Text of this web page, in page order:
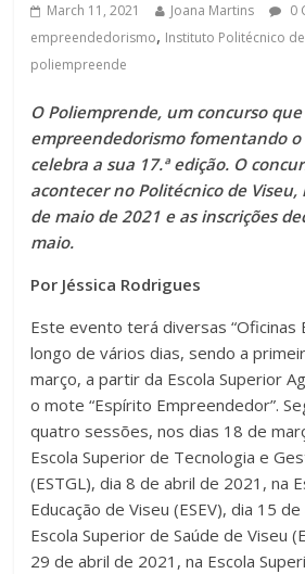
March 11, 2021 Joana Martins
0
empreendedorismo, Instituto Politécnico
poliempreende
O Poliemprende, um concurso
empreendedorismo fomentando
celebra a sua 17.ª edição. O
acontecer no Politécnico de
de maio de 2021 e as inscrições
maio.
Por Jéssica Rodrigues
Este evento terá diversas “Oficinas
longo de vários dias, sendo a
março, a partir da Escola Superior
o mote “Espírito Empreendedor”.
quatro sessões, nos dias 18 de
Escola Superior de Tecnologia e
(ESTGL), dia 8 de abril de 2021, na
Educação de Viseu (ESEV), dia 15
Escola Superior de Saúde de Viseu
29 de abril de 2021, na Escola